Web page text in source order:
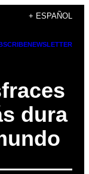
+ ESPAÑOL
NEWSLETTER
dura